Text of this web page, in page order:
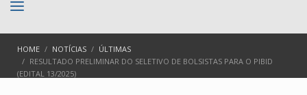
HOME NOTÍCIAS
ÚLTIMAS
RESULTADO PRELIMINAR DO SELETIVO DE BOLSISTAS PARA O PIBID
(EDITAL 13/2025)